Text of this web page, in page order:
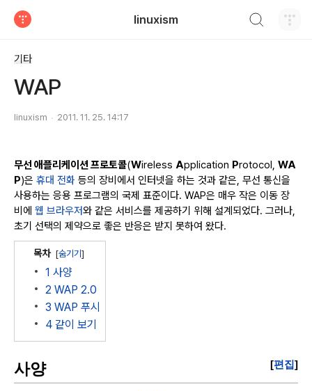
linuxism
기타
WAP
linuxism 2011. 11. 25. 14:17
무선 애플리케이션 프로토콜(Wireless Application Protocol, WA
P)은 휴대 전화 등의 장비에서 인터넷을 하는 것과 같은, 무선 통신을
사용하는 응용 프로그램의 국제 표준이다. WAP은 매우 작은 이동 장
비에 웹 브라우저와 같은 서비스를 제공하기 위해 설계되었다. 그러나,
초기 선택의 제약으로 좋은 반응은 받지 못하여 왔다.
목차 [숨기기 ]
1 사양
2 WAP 2.0
3 WAP 푸시
4 같이 보기
[편집]
사양